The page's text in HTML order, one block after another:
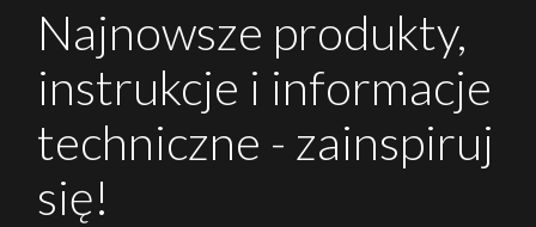
Najnowsze produkty,
instrukcje i informacje
techniczne - zainspiruj
się!